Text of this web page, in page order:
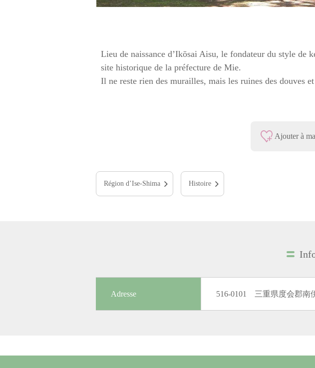
Lieu de naissance d’Ikōsai Aisu, le fondateur du style de
site historique de la préfecture de Mie.
Il ne reste rien des murailles, mais les ruines des douves
Ajouter à
Région d’Ise-Shima Histoire
Adresse 516-0101 三重県度会郡南